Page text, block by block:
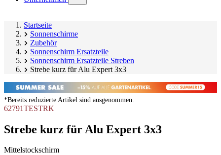
submenu)
Startseite
Sonnenschirme
Zubehör
Sonnenschirm Ersatzteile
Sonnenschirm Ersatzteile Streben
Strebe kurz für Alu Expert 3x3
*Bereits reduzierte Artikel sind ausgenommen.
62791TESTRK
Strebe kurz für Alu Expert 3x3
Mittelstockschirm